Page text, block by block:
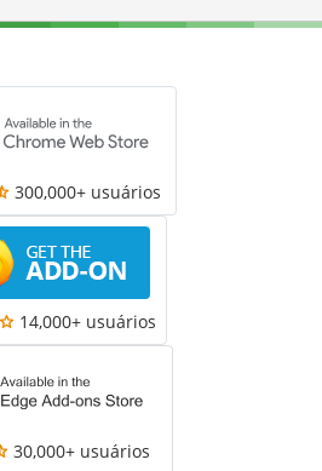
300,000+ usuários
14,000+ usuários
30,000+ usuários